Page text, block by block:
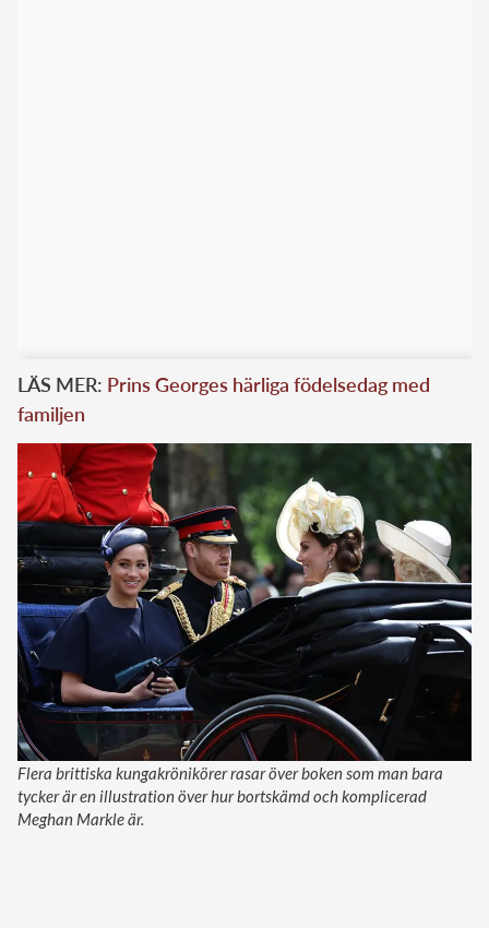
LÄS MER: Prins Georges härliga födelsedag med
familjen
Flera brittiska kungakrönikörer rasar över boken som man bara
tycker är en illustration över hur bortskämd och komplicerad
Meghan Markle är.